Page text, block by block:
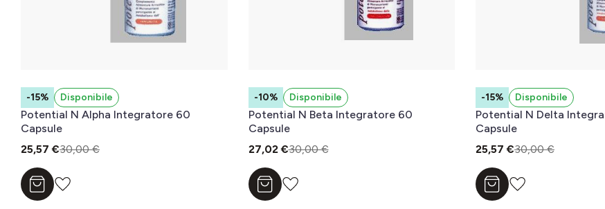
-15% Disponibile
Potential N Alpha Integratore 60
Capsule
25,57 €30,00 €
Aggiungi al carrello
-10% Disponibile
Potential N Beta Integratore 60
Capsule
27,02 €30,00 €
Aggiungi al carrello
-15% Disponibile
Potential N Delta
Capsule
25,57 €30,00 €
Aggiungi al carrello